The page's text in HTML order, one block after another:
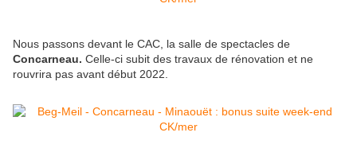
Nous passons devant le CAC, la salle de spectacles de
Concarneau. Celle-ci subit des travaux de rénovation et ne
rouvrira pas avant début 2022.